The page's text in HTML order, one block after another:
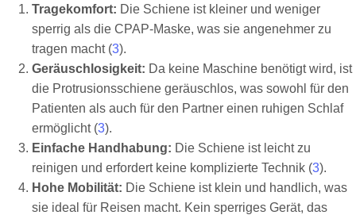
Tragekomfort: Die Schiene ist kleiner und weniger
sperrig als die CPAP-Maske, was sie angenehmer zu
tragen macht (3).
Geräuschlosigkeit: Da keine Maschine benötigt wird, ist
die Protrusionsschiene geräuschlos, was sowohl für den
Patienten als auch für den Partner einen ruhigen Schlaf
ermöglicht (3).
Einfache Handhabung: Die Schiene ist leicht zu
reinigen und erfordert keine komplizierte Technik (3).
Hohe Mobilität: Die Schiene ist klein und handlich, was
sie ideal für Reisen macht. Kein sperriges Gerät, das